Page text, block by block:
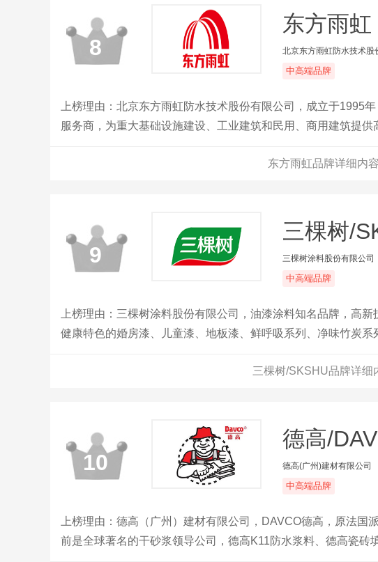
8
东方雨虹
北京东方雨虹防水技术股
中高端品牌
上榜理由：北京东方雨虹防水技术股份有限公司，成立于1995
服务商，为重大基础设施建设、工业建筑和民用、商用建筑提
东方雨虹品牌详细内
9
三棵树/
三棵树涂料股份有限公司
中高端品牌
上榜理由：三棵树涂料股份有限公司，油漆涂料知名品牌，高
健康特色的婚房漆、儿童漆、地板漆、鲜呼吸系列、净味竹炭系
三棵树/SKSHU品牌详细
10
德高/
德高(广州)建材有限公司
中高端品牌
上榜理由：德高（广州）建材有限公司，DAVCO德高，原法国
前是全球著名的干砂浆领导公司，德高K11防水浆料、德高瓷